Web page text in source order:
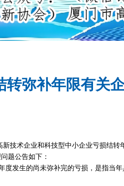
弥补年限有关
技术企业和科技型中小企业亏损结转
题公告如下：
发生的尚未弥补完的亏损，是指当年